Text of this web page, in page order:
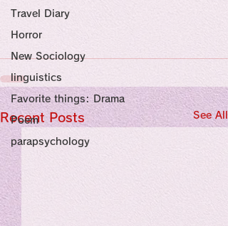
Travel Diary
Horror
New Sociology
linguistics
Favorite things: Drama
Poem
parapsychology
Recent Posts See All